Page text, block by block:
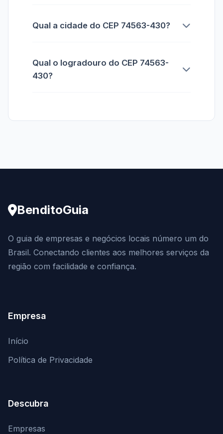
Qual a cidade do CEP 74563-430?
Qual o logradouro do CEP 74563-
430?
BenditoGuia
O guia de empresas e negócios locais número um do
Brasil. Conectando clientes aos melhores serviços da
região com facilidade e confiança.
Empresa
Início
Política de Privacidade
Descubra
Empresas